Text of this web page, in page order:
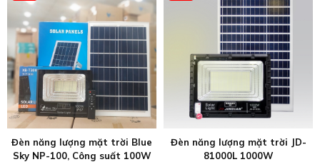
Đèn năng lượng mặt trời Blue
Sky NP-100, Công suất 100W
Đèn năng lượng mặt trời JD-
81000L 1000W